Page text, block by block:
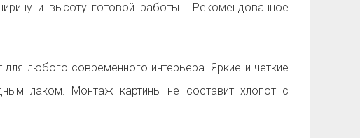
и высоту готовой работы. Рекомендованное
для любого современного интерьера. Яркие и четкие
лаком. Монтаж картины не составит хлопот с